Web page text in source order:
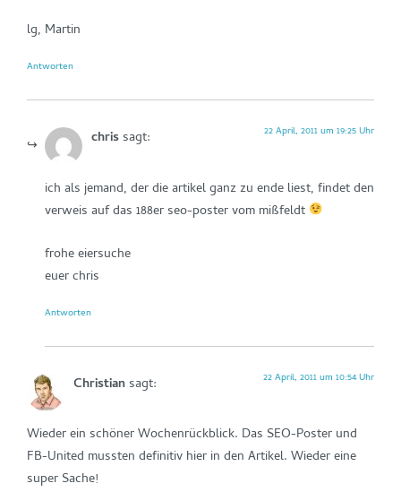
lg, Martin
Antworten
chrissagt: 22 April, 2011 um 19:25 Uhr
ich als jemand, der die artikel ganz zu ende liest, findet den
verweis auf das 188er seo-poster vom mißfeldt
frohe eiersuche
euer chris
Antworten
Christiansagt: 22 April, 2011 um 10:54 Uhr
Wieder ein schöner Wochenrückblick. Das SEO-Poster und
FB-United mussten definitiv hier in den Artikel. Wieder eine
super Sache!